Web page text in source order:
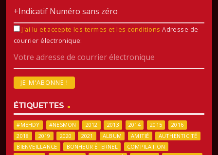
J'ai lu et accepte les termes et les conditions Adresse de
courrier électronique:
ÉTIQUETTES
#MEHDY #NESMON 2012 2013 2014 2015
2016
2018
2019 2020 2021 ALBUM AMITIÉ
AUTHENTICITÉ
BIENVEILLANCE
BONHEUR ÉTERNEL
COMPILATION